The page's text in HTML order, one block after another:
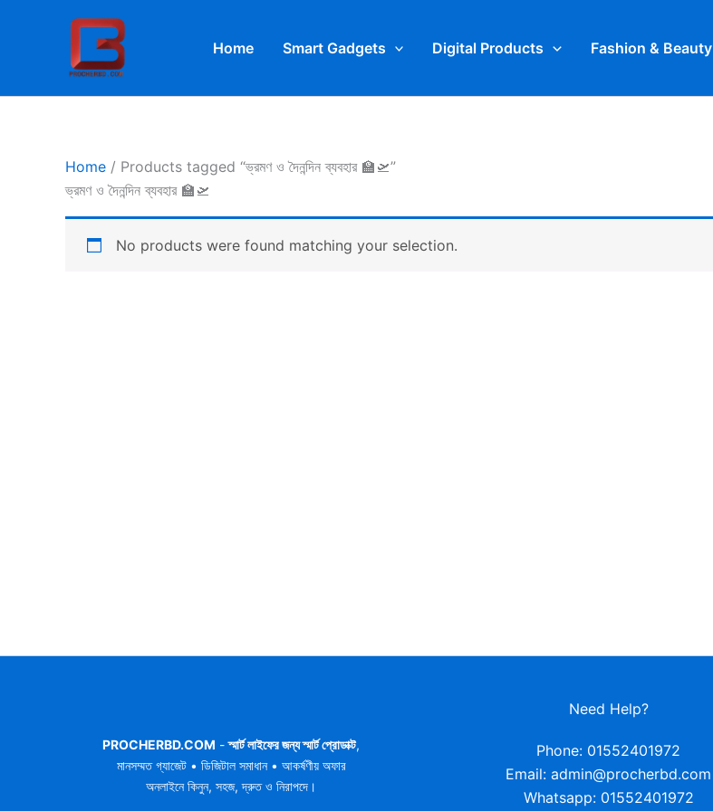
Home Smart Gadgets Digital Products Fashion & Beauty
Home / Products tagged “ভ্রমণ ও দৈনন্দিন ব্যবহার 🏫🛫”
ভ্রমণ ও দৈনন্দিন ব্যবহার 🏫🛫
No products were found matching your selection.
PROCHERBD.COM -স্মার্ট লাইফের জন্য স্মার্ট প্রোডাক্ট,
মানসম্মত গ্যাজেট • ডিজিটাল সমাধান • আকর্ষণীয় অফার
অনলাইনে কিনুন, সহজ, দ্রুত ও নিরাপদে।
Need Help?
Phone: 01552401972
Email: admin@procherbd.com
Whatsapp: 01552401972